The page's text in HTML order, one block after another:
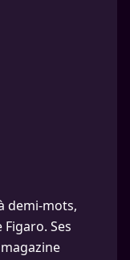
demi-mots,
Ses